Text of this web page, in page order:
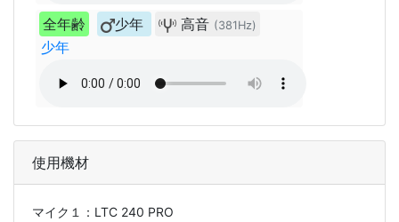
全年齢 少年 高音 (381Hz)
少年
使用機材
マイク１： LTC 240 PRO